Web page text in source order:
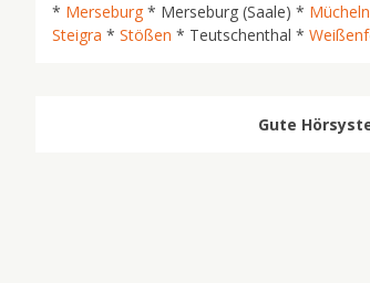
* Merseburg * Merseburg (Saale) *
Steigra * Stößen * Teutschenthal *
Gute